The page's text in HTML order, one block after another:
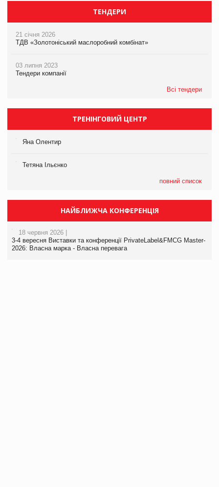
ТЕНДЕРИ
21 січня 2026
ТДВ «Золотоніський маслоробний комбінат»
03 липня 2023
Тендери компанії
Всі тендери
ТРЕНІНГОВИЙ ЦЕНТР
Яна Олентир
Тетяна Ільєнко
повний список
НАЙБЛИЖЧА КОНФЕРЕНЦІЯ
18 червня 2026 |
3-4 вересня Виставки та конференції PrivateLabel&FMCG Master-
2026: Власна марка - Власна перевага